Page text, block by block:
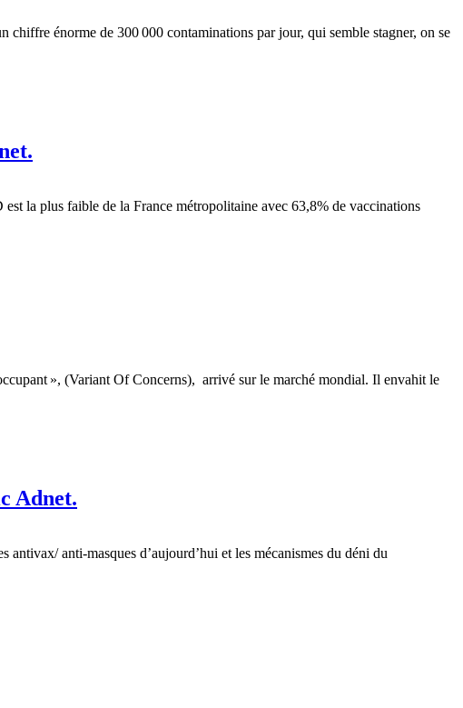
énorme de 300 000 contaminations par jour, qui semble stagner, on se
la plus faible de la France métropolitaine avec 63,8% de vaccinations
», (Variant Of Concerns), arrivé sur le marché mondial. Il envahit le
Adnet.
antivax/ anti-masques d’aujourd’hui et les mécanismes du déni du